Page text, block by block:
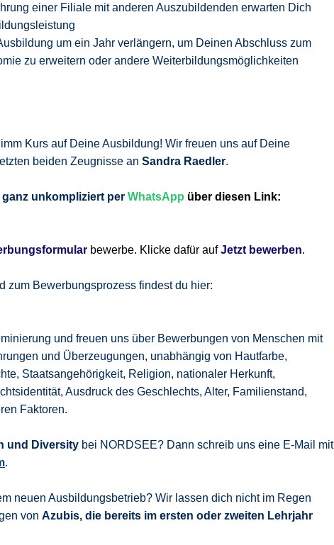
einer Filiale mit anderen Auszubildenden erwarten Dich
um ein Jahr verlängern, um Deinen Abschluss zum
zu erweitern oder andere Weiterbildungsmöglichkeiten
Kurs auf Deine Ausbildung! Wir freuen uns auf Deine
beiden Zeugnisse an Sandra Raedler.
unkompliziert per WhatsApp über diesen Link:
bewerbe. Klicke dafür aufJetzt bewerben.
zum Bewerbungsprozess findest du hier:
und freuen uns über Bewerbungen von Menschen mit
und Überzeugungen, unabhängig von Hautfarbe,
Staatsangehörigkeit, Religion, nationaler Herkunft,
Ausdruck des Geschlechts, Alter, Familienstand,
Faktoren.
und Diversity bei NORDSEE? Dann schreib uns eine E-Mail mit
.
neuen Ausbildungsbetrieb? Wir lassen dich nicht im Regen
von Azubis, die bereits im ersten oder zweiten Lehrjahr